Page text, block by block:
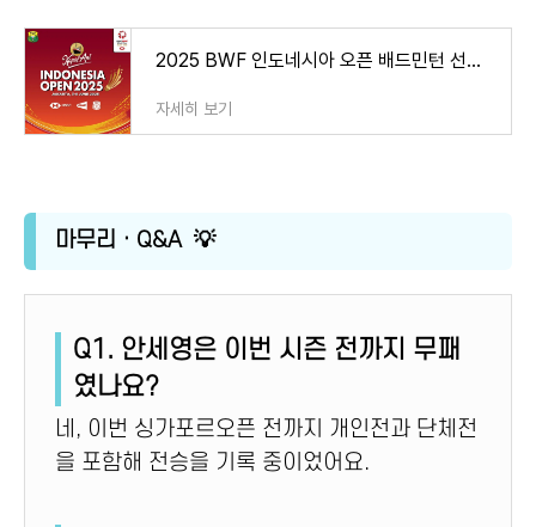
2025 BWF 인도네시아 오픈 배드민턴 선수권대회 – 안세영·이소희·백하나 출전, 중계·일정·상금
자세히 보기
마무리 · Q&A 💡
Q1. 안세영은 이번 시즌 전까지 무패
였나요?
네, 이번 싱가포르오픈 전까지 개인전과 단체전
을 포함해 전승을 기록 중이었어요.